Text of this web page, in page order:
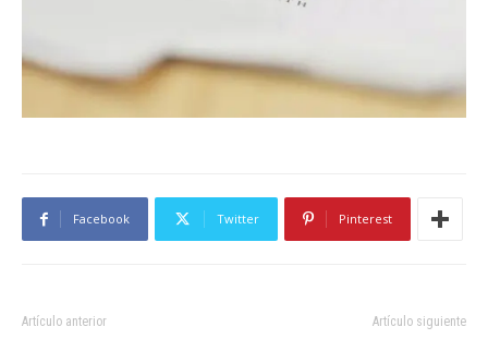
Facebook Twitter Pinterest
Artículo anterior Artículo siguiente